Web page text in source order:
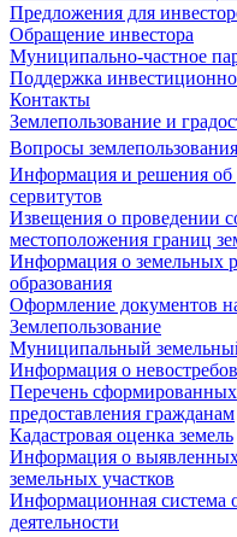
Предложения для
Обращение инвестора
Муниципально-частное
Поддержка
Контакты
Землепользование и
Вопросы
Информация и решения об
сервитутов
Извещения о проведении
местоположения границ
Информация о земельных
образования
Оформление документов
Землепользование
Муниципальный
Информация о
Перечень
предоставления гражданам
Кадастровая оценка земель
Информация о выявленных
земельных участков
Информационная система
деятельности